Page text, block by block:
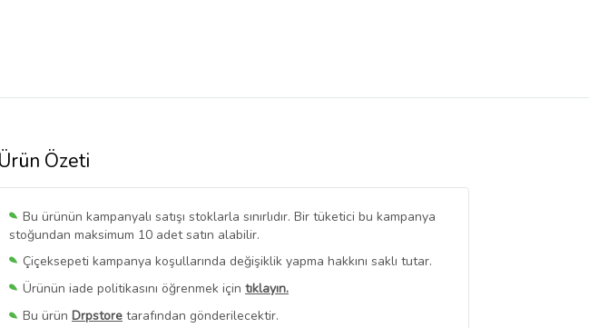
Ürün Özeti
Bu ürünün kampanyalı satışı stoklarla sınırlıdır. Bir tüketici bu kampanya
stoğundan maksimum 10 adet satın alabilir.
Çiçeksepeti kampanya koşullarında değişiklik yapma hakkını saklı tutar.
Ürünün iade politikasını öğrenmek için tıklayın.
Bu ürün Drpstore tarafından gönderilecektir.